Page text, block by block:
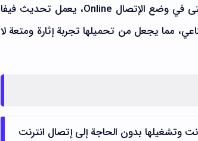
أكبر من خلال أوضاع لعب متعددة سواء الوضع بدون انترنت أو حتى في وضع الإتصال Online، يعمل تحديث فيفا
مما يجعل من تحميلها تجربة إثارة ومتعة لا
فيفا 16 مود 26 بدون نت وتشغيلها بدون الحاجة إلى إتصال انترنت